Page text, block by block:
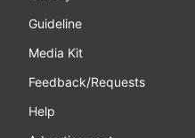
Guideline
Media Kit
Feedback/Requests
Help